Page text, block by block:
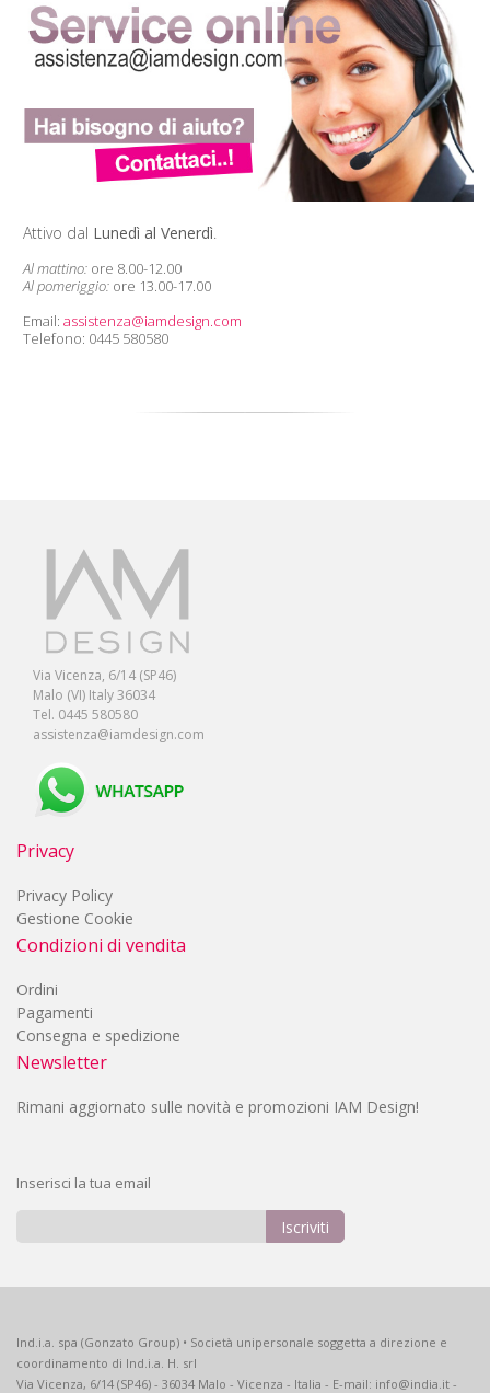
Attivo dal Lunedì al Venerdì
Al mattino: ore 8.00-12.00
Al pomeriggio: ore 13.00-17.00
Email: assistenza@iamdesign.com
Telefono: 0445 580580
Via Vicenza, 6/14 (SP46)
Malo (VI) Italy 36034
Tel. 0445 580580
assistenza@iamdesign.com
Privacy
Privacy Policy
Gestione Cookie
Condizioni di vendita
Ordini
Pagamenti
Consegna e spedizione
Newsletter
Rimani aggiornato sulle novità e promozioni IAM Design!
Inserisci la tua email
Newsletter:
Iscriviti
Ind.i.a. spa (Gonzato Group) • Società unipersonale soggetta a direzione e
coordinamento di Ind.i.a. H. srl
Via Vicenza, 6/14 (SP46) - 36034 Malo - Vicenza - Italia - E-mail: info@india.it -